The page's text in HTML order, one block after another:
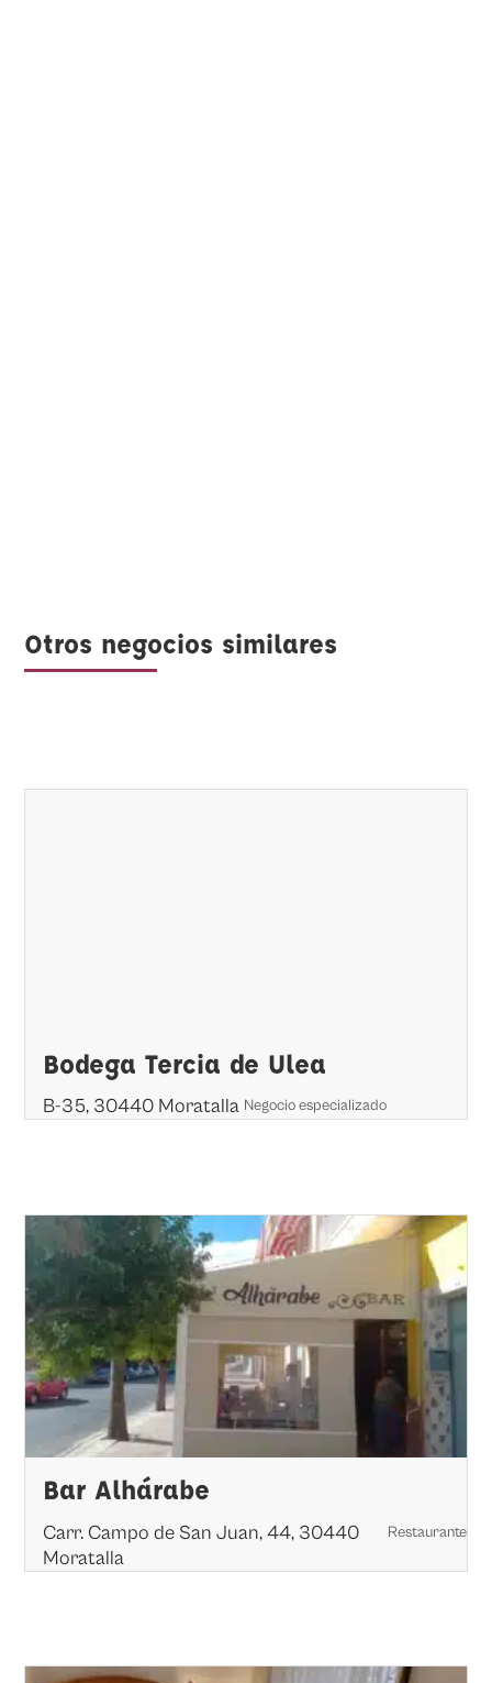
Otros negocios similares
Bodega Tercia de Ulea
B-35, 30440 Moratalla Negocio especializado
Bar Alhárabe
Carr. Campo de San Juan, 44, 30440
Moratalla
Restaurante